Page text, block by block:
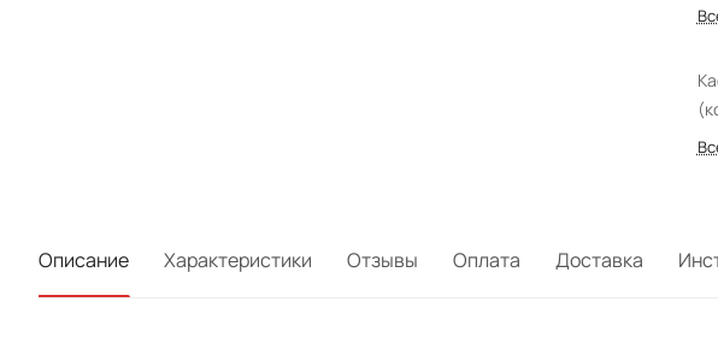
Описание Характеристики Отзывы Оплата Доставка